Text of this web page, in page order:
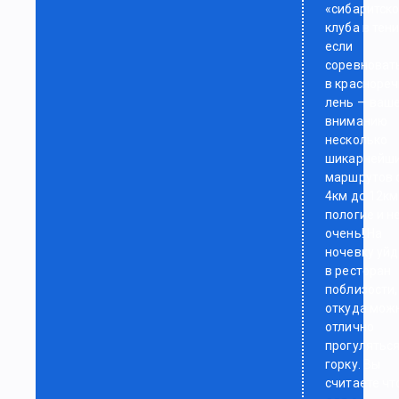
клуба в
если
в
лень —
вниманию
несколько
маршрутов
4км до
пологие и
очень! На
ночевку
в ресторан
поблизости,
откуда
отлично
горку. Вы
считаете